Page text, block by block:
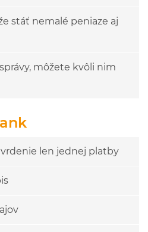
stáť nemalé peniaze aj
môžete kvôli nim
len jednej platby